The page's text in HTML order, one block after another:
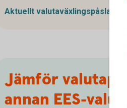
Aktuellt valutaväxlingspåslag
Jämför
annan EES-